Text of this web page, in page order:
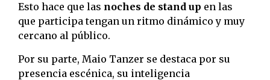
Esto hace que las noches de stand up en las
que participa tengan un ritmo dinámico y muy
cercano al público.
Por su parte, Maio Tanzer se destaca por su
presencia escénica, su inteligencia